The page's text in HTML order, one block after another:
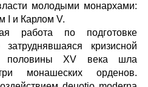
молодыми монархами:
I и Карлом V.
работа по подготовке
кризисной
половины XV века шла
монашеских орденов.